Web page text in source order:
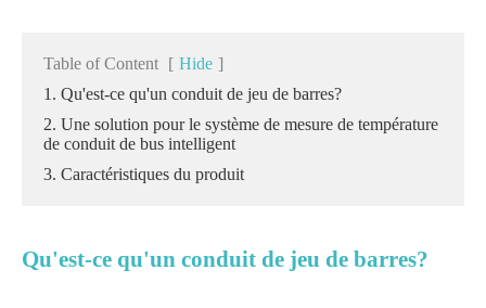
Table of Content [ Hide ]
1. Qu'est-ce qu'un conduit de jeu de barres?
2. Une solution pour le système de mesure de température
de conduit de bus intelligent
3. Caractéristiques du produit
Qu'est-ce qu'un conduit de jeu de barres?